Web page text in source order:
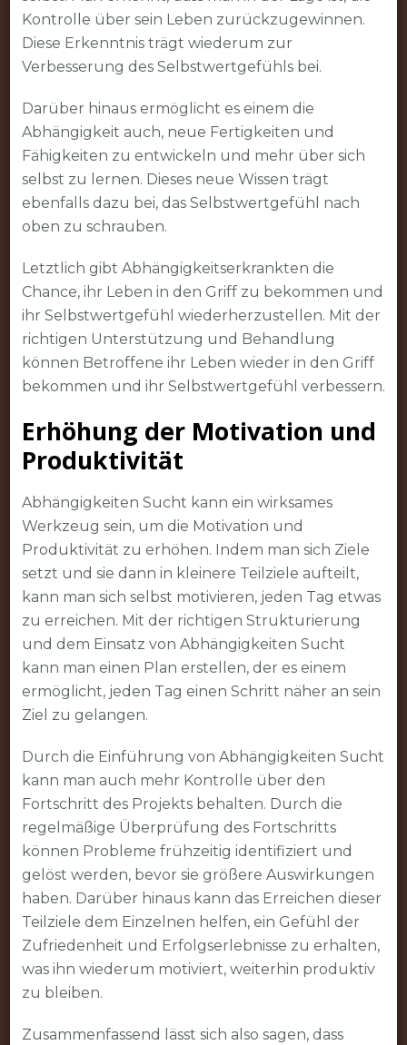
Kontrolle über sein Leben zurückzugewinnen.
Diese Erkenntnis trägt wiederum zur
Verbesserung des Selbstwertgefühls bei.
Darüber hinaus ermöglicht es einem die
Abhängigkeit auch, neue Fertigkeiten und
Fähigkeiten zu entwickeln und mehr über sich
selbst zu lernen. Dieses neue Wissen trägt
ebenfalls dazu bei, das Selbstwertgefühl nach
oben zu schrauben.
Letztlich gibt Abhängigkeitserkrankten die
Chance, ihr Leben in den Griff zu bekommen und
ihr Selbstwertgefühl wiederherzustellen. Mit der
richtigen Unterstützung und Behandlung
können Betroffene ihr Leben wieder in den Griff
bekommen und ihr Selbstwertgefühl verbessern.
Erhöhung der Motivation und
Produktivität
Abhängigkeiten Sucht kann ein wirksames
Werkzeug sein, um die Motivation und
Produktivität zu erhöhen. Indem man sich Ziele
setzt und sie dann in kleinere Teilziele aufteilt,
kann man sich selbst motivieren, jeden Tag etwas
zu erreichen. Mit der richtigen Strukturierung
und dem Einsatz von Abhängigkeiten Sucht
kann man einen Plan erstellen, der es einem
ermöglicht, jeden Tag einen Schritt näher an sein
Ziel zu gelangen.
Durch die Einführung von Abhängigkeiten Sucht
kann man auch mehr Kontrolle über den
Fortschritt des Projekts behalten. Durch die
regelmäßige Überprüfung des Fortschritts
können Probleme frühzeitig identifiziert und
gelöst werden, bevor sie größere Auswirkungen
haben. Darüber hinaus kann das Erreichen dieser
Teilziele dem Einzelnen helfen, ein Gefühl der
Zufriedenheit und Erfolgserlebnisse zu erhalten,
was ihn wiederum motiviert, weiterhin produktiv
zu bleiben.
Zusammenfassend lässt sich also sagen, dass